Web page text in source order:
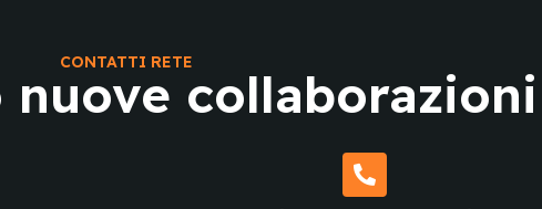
CONTATTI RETE
nuove collaborazioni